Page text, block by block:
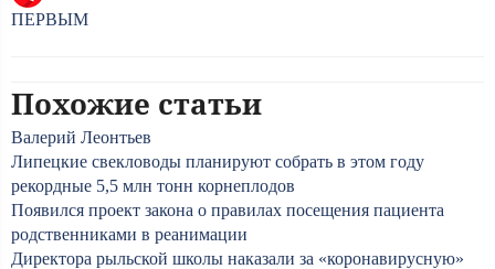
ПЕРВЫМ
Похожие статьи
Валерий Леонтьев
Липецкие свекловоды планируют собрать в этом году
рекордные 5,5 млн тонн корнеплодов
Появился проект закона о правилах посещения пациента
родственниками в реанимации
Директора рыльской школы наказали за «коронавирусную»